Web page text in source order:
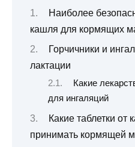
Наиболее
кашля для кормящих
Горчичники и
лактации
Какие
для ингаляций
Какие таблетки
принимать кормящей